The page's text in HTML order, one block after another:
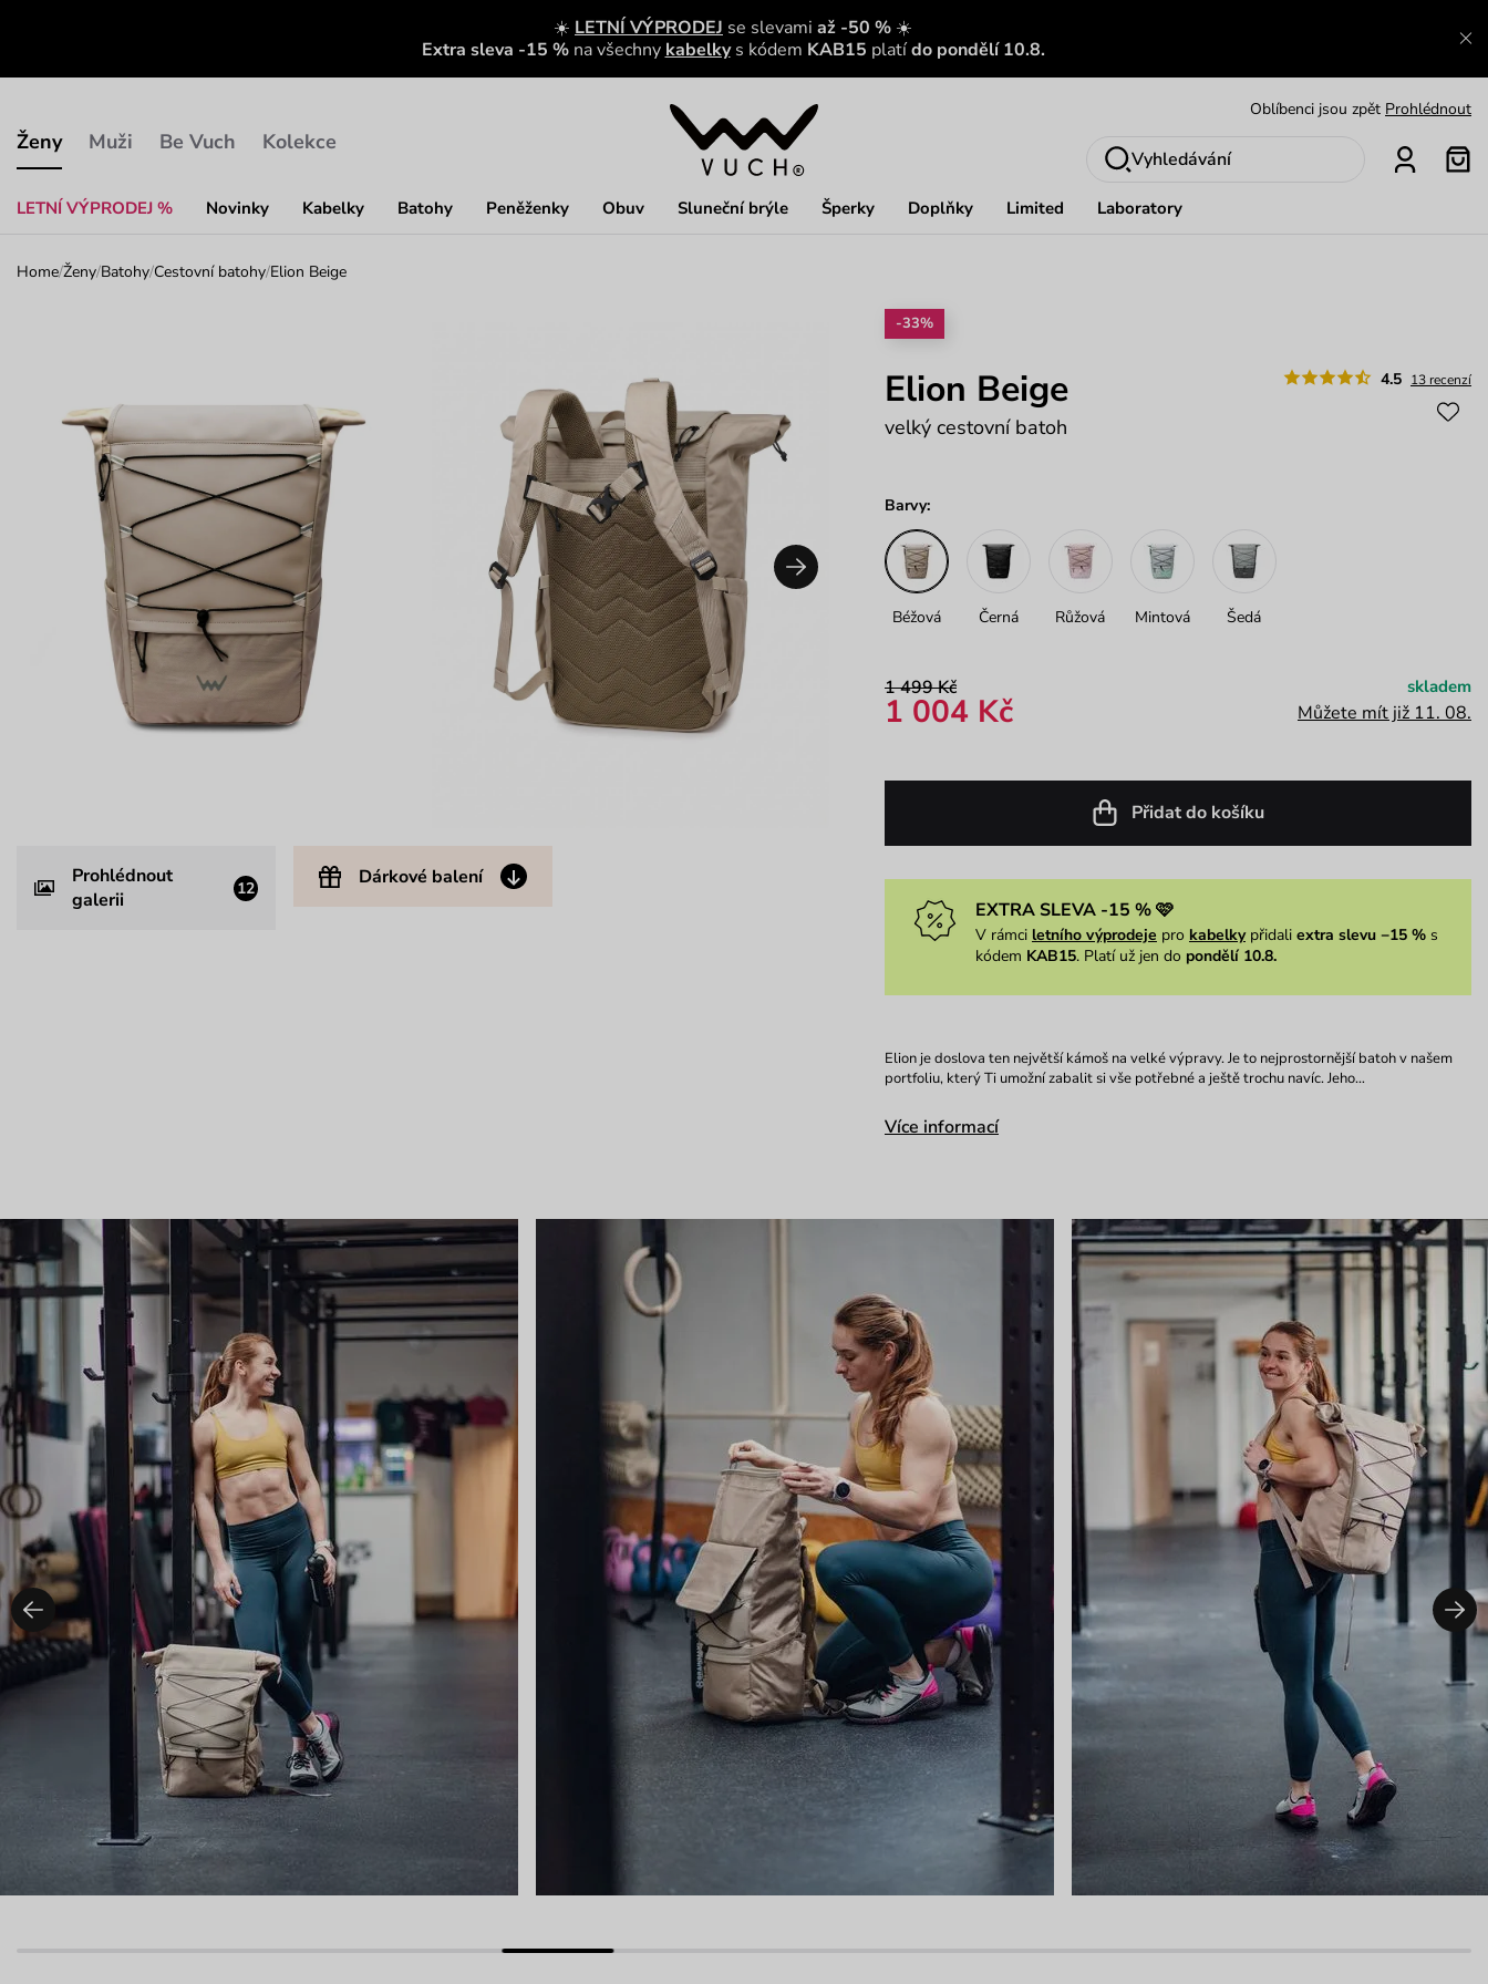
☀️ LETNÍ VÝPRODEJ se slevami až -50 % ☀️
Extra sleva -15 % na všechny kabelky s kódem KAB15 platído pondělí 10.8.
Ženy
LETNÍ VÝPRODEJ % Novinky Kabelky Batohy Peněženky Obuv Sluneční brýle Šperky Doplňky Limited Laboratory
Muži Be Vuch Kolekce
Oblíbenci jsou zpět Prohlédnout
Nech se inspirovat Ukázat
Vyhledávání
Home/Ženy/Batohy/Cestovní batohy/Elion Beige
Prohlédnout
galerii
12 Dárkové balení
-33%
4.5 13 recenzí
Elion Beige
velký cestovní batoh
Barvy:
Béžová Černá Růžová Mintová Šedá
1 499 Kč
1 004 Kč
skladem
Můžete mít již 11. 08.
Přidat do košíku
EXTRA SLEVA -15 % 🩷
V rámci letního výprodeje pro kabelkypřidali extra slevu −15 %s
kódem KAB15. Platí už jen do pondělí 10.8.
Elion je doslova ten největší kámoš na velké výpravy. Je to nejprostornější batoh v našem
portfoliu, který Ti umožní zabalit si vše potřebné a ještě trochu navíc. Jeho…
Více informací